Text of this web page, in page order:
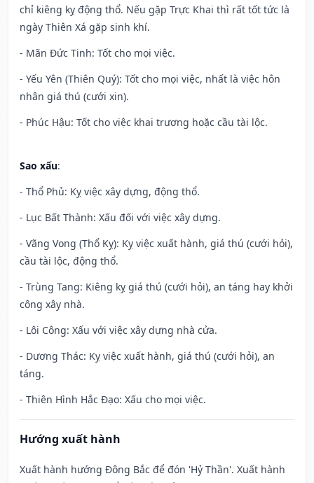
chỉ kiêng kỵ động thổ. Nếu gặp Trực Khai thì rất tốt tức là
ngày Thiên Xá gặp sinh khí.
- Mãn Đức Tinh: Tốt cho mọi việc.
- Yếu Yên (Thiên Quý): Tốt cho mọi việc, nhất là việc hôn
nhân giá thú (cưới xin).
- Phúc Hậu: Tốt cho việc khai trương hoặc cầu tài lộc.
Sao xấu:
- Thổ Phủ: Kỵ việc xây dựng, động thổ.
- Lục Bất Thành: Xấu đối với việc xây dựng.
- Vãng Vong (Thổ Kỵ): Kỵ việc xuất hành, giá thú (cưới hỏi),
cầu tài lộc, động thổ.
- Trùng Tang: Kiêng kỵ giá thú (cưới hỏi), an táng hay khởi
công xây nhà.
- Lôi Công: Xấu với việc xây dựng nhà cửa.
- Dương Thác: Kỵ việc xuất hành, giá thú (cưới hỏi), an
táng.
- Thiên Hình Hắc Đạo: Xấu cho mọi việc.
Hướng xuất hành
Xuất hành hướng Đông Bắc để đón 'Hỷ Thần'. Xuất hành